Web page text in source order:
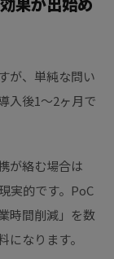
果が出始め
が、単純な問い
入後1〜2ヶ月で
が絡む場合は
実的です。PoC
時間削減」を数
なります。